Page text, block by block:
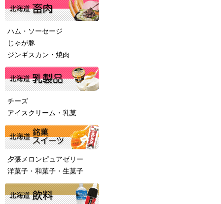
ハム・ソーセージ
じゃが豚
ジンギスカン・焼肉
チーズ
アイスクリーム・乳菓
夕張メロンピュアゼリー
洋菓子・和菓子・生菓子